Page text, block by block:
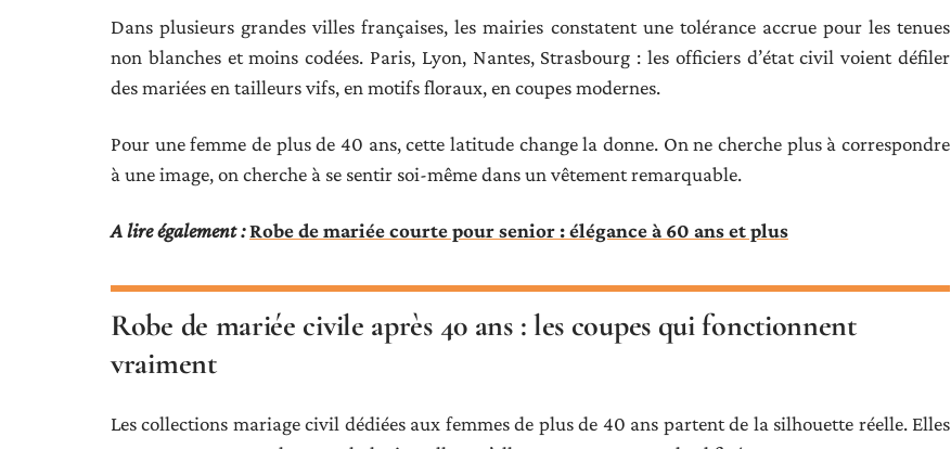
Dans plusieurs grandes villes françaises, les mairies constatent une tolérance accrue pour les tenues
non blanches et moins codées. Paris, Lyon, Nantes, Strasbourg : les officiers d’état civil voient défiler
des mariées en tailleurs vifs, en motifs floraux, en coupes modernes.
Pour une femme de plus de 40 ans, cette latitude change la donne. On ne cherche plus à correspondre
à une image, on cherche à se sentir soi-même dans un vêtement remarquable.
A lire également :Robe de mariée courte pour senior : élégance à 60 ans et plus
Robe de mariée civile après 40 ans : les coupes qui fonctionnent
vraiment
Les collections mariage civil dédiées aux femmes de plus de 40 ans partent de la silhouette réelle. Elles